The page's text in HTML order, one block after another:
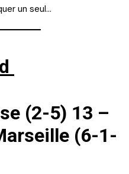
un seul…
(2-5) 13 –
(6-1-